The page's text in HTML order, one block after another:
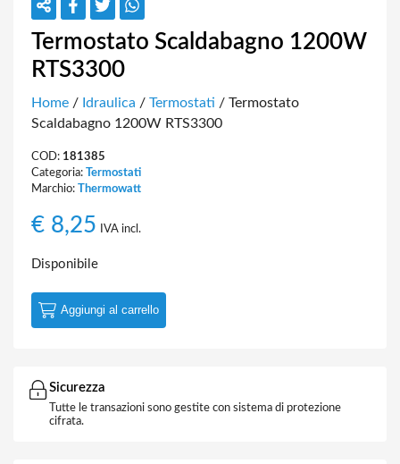
Termostato Scaldabagno 1200W
RTS3300
Home / Idraulica / Termostati / Termostato
Scaldabagno 1200W RTS3300
COD: 181385
Categoria: Termostati
Marchio: Thermowatt
€ 8,25 IVA incl.
Disponibile
Aggiungi al carrello
Sicurezza
Tutte le transazioni sono gestite con sistema di protezione
cifrata.